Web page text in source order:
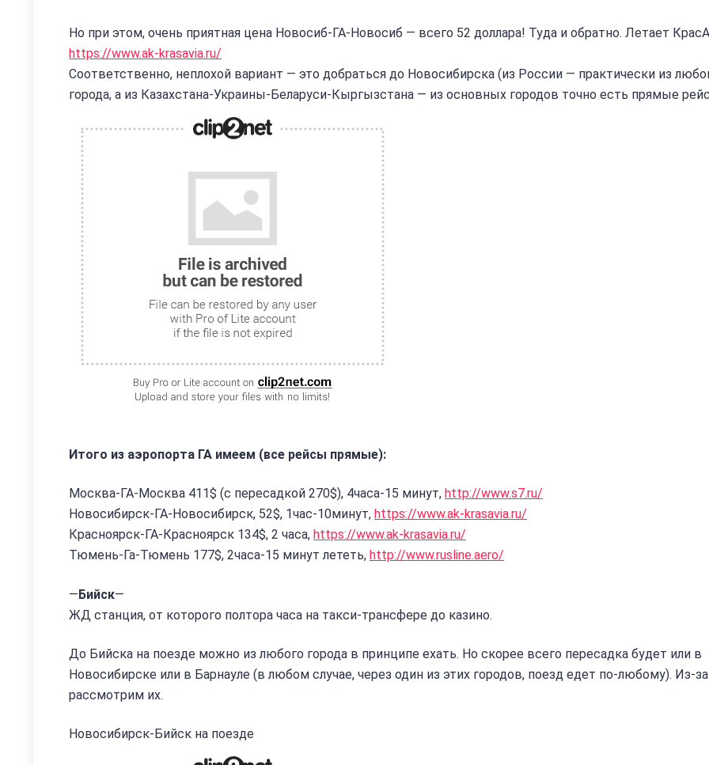
Но при этом, очень приятная цена Новосиб-ГА-Новосиб — всего 52 доллара! Туда и обратно. Летает
https://www.ak-krasavia.ru/
Соответственно, неплохой вариант — это добраться до Новосибирска (из России — практически из
города, а из Казахстана-Украины-Беларуси-Кыргызстана — из основных городов точно есть прямые
Итого из аэропорта ГА имеем (все рейсы прямые):
Москва-ГА-Москва 411$ (с пересадкой 270$), 4часа-15 минут, http://www.s7.ru/
Новосибирск-ГА-Новосибирск, 52$, 1час-10минут, https://www.ak-krasavia.ru/
Красноярск-ГА-Красноярск 134$, 2 часа, https://www.ak-krasavia.ru/
Тюмень-Га-Тюмень 177$, 2часа-15 минут лететь, http://www.rusline.aero/
—Бийск—
ЖД станция, от которого полтора часа на такси-трансфере до казино.
До Бийска на поезде можно из любого города в принципе ехать. Но скорее всего пересадка будет или в
Новосибирске или в Барнауле (в любом случае, через один из этих городов, поезд едет по-любому). Из-
рассмотрим их.
Новосибирск-Бийск на поезде